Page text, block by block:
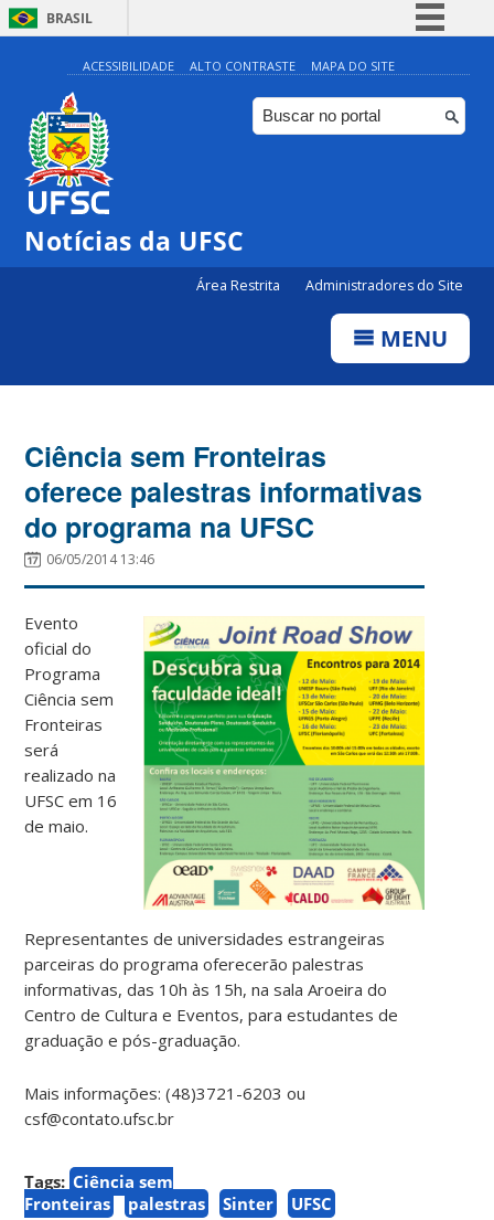
BRASIL
Simplifique!
Comunica BR
Participe
ACESSIBILIDADE ALTO CONTRASTE MAPA DO SITE
Notícias da UFSC
Área Restrita Administradores do Site
MENU
Ciência sem Fronteiras
oferece palestras informativas
do programa na UFSC
06/05/2014 13:46
Evento
oficial do
Programa
Ciência sem
Fronteiras
será
realizado na
UFSC em 16
de maio.
Representantes de universidades estrangeiras
parceiras do programa oferecerão palestras
informativas, das 10h às 15h, na sala Aroeira do
Centro de Cultura e Eventos, para estudantes de
graduação e pós-graduação.
Mais informações: (48)3721-6203 ou
csf@contato.ufsc.br
Tags: Ciência sem
Fronteiras
palestras Sinter UFSC